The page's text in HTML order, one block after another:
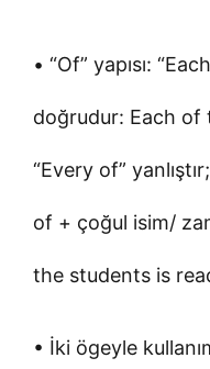
• “Of” yapısı:
doğrudur: Each of
“Every of”
of + çoğul isim/
the students is
• İki ögeyle